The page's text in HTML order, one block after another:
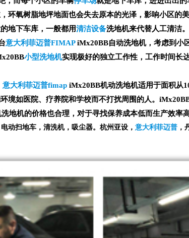
环氧树脂地坪地面也会失去原本的光泽，影响小区的
地下车库，一般都用清洁设备洗地机来代替人工清洁。
意大利菲迈普FIMAPiMx20BB自动洗地机，考虑到小
小型洗地机实现极好的独立工作性，工作时间长
意大利菲迈普fimap iMx20BB机动洗地机适用于面积从
境如医院、疗养院和学校而不打扰周围的人。
地机的价格也合理，对于寻找保养成本低而生产效率
动扫地车，清洗机，吸尘器。杭州亚设， 意大利菲迈普 ，